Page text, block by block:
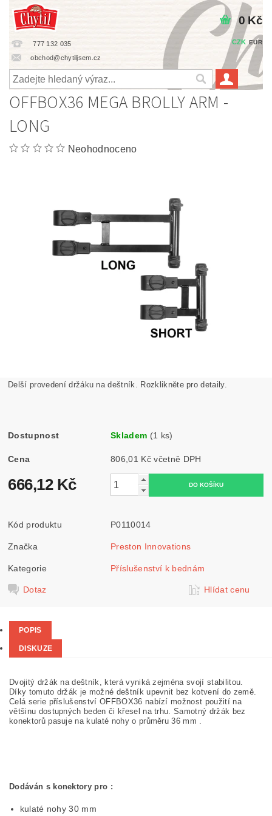
777 132 035
obchod@chytiljsem.cz
CZK EUR
0 Kč
OFFBOX36 MEGA BROLLY ARM -
LONG
Neohodnoceno
Delší provedení držáku na deštník. Rozklikněte pro detaily.
Dostupnost Skladem (1 ks)
Cena 806,01 Kč včetně DPH
666,12 Kč
Kód produktu P0110014
Značka Preston Innovations
Kategorie Příslušenství k bednám
Dotaz Hlídat cenu
POPIS
DISKUZE
Dvojitý držák na deštník, která vyniká zejména svojí stabilitou.
Díky tomuto držák je možné deštník upevnit bez kotvení do země.
Celá serie příslušenství OFFBOX36 nabízí možnost použití na
většinu dostupných beden či křesel na trhu. Samotný držák bez
konektorů pasuje na kulaté nohy o průměru 36 mm .
Dodáván s konektory pro :
kulaté nohy 30 mm